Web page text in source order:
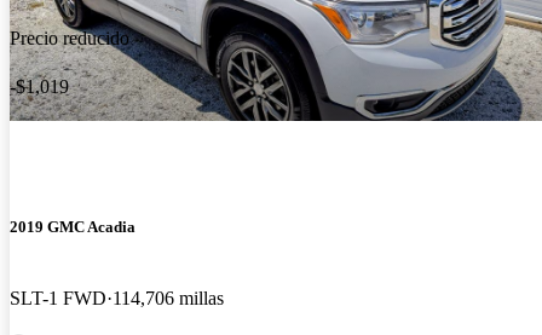
Precio reducido
-$1,019
2019 GMC Acadia
SLT-1 FWD 114,706 millas